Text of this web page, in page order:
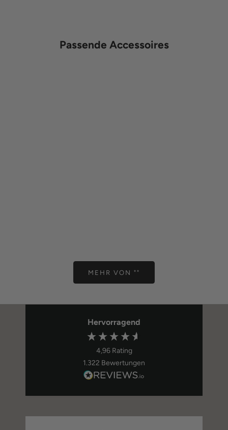
Passende Accessoires
MEHR VON ""
Hervorragend
4,96 Rating
1.322 Bewertungen